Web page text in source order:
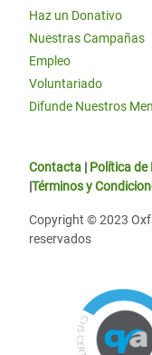
Haz un Donativo
Nuestras Campañas
Empleo
Voluntariado
Difunde Nuestros
Contacta | Política de
|Términos y
Copyright © 2023
reservados